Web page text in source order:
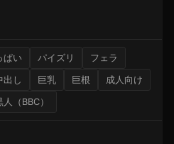
ぱい パイズリ フェラ
出し 巨乳 巨根 成人向け
人（BBC）